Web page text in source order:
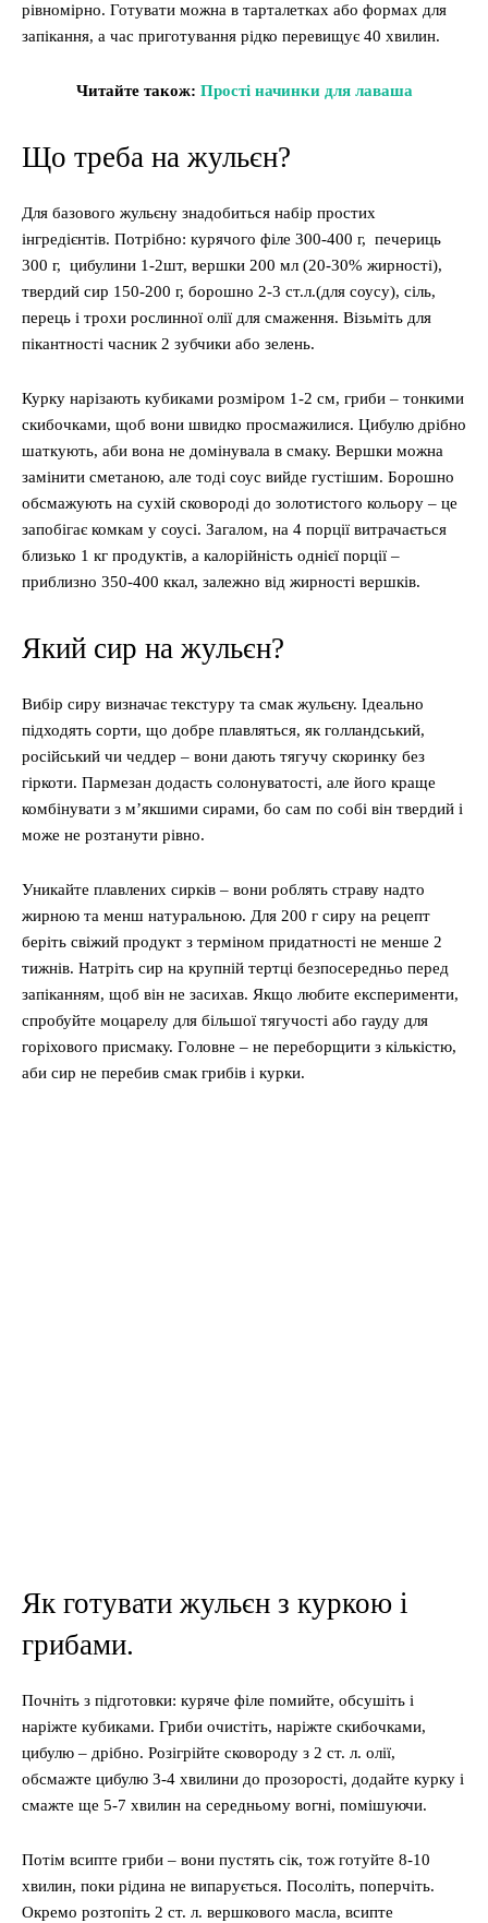
рівномірно. Готувати можна в тарталетках або формах для
запікання, а час приготування рідко перевищує 40 хвилин.
Читайте також: Прості начинки для лаваша
Що треба на жульєн?
Для базового жульєну знадобиться набір простих
інгредієнтів. Потрібно: курячого філе 300-400 г, печериць
300 г, цибулини 1-2шт, вершки 200 мл (20-30% жирності),
твердий сир 150-200 г, борошно 2-3 ст.л.(для соусу), сіль,
перець і трохи рослинної олії для смаження. Візьміть для
пікантності часник 2 зубчики або зелень.
Курку нарізають кубиками розміром 1-2 см, гриби – тонкими
скибочками, щоб вони швидко просмажилися. Цибулю дрібно
шаткують, аби вона не домінувала в смаку. Вершки можна
замінити сметаною, але тоді соус вийде густішим. Борошно
обсмажують на сухій сковороді до золотистого кольору – це
запобігає комкам у соусі. Загалом, на 4 порції витрачається
близько 1 кг продуктів, а калорійність однієї порції –
приблизно 350-400 ккал, залежно від жирності вершків.
Який сир на жульєн?
Вибір сиру визначає текстуру та смак жульєну. Ідеально
підходять сорти, що добре плавляться, як голландський,
російський чи чеддер – вони дають тягучу скоринку без
гіркоти. Пармезан додасть солонуватості, але його краще
комбінувати з м’якшими сирами, бо сам по собі він твердий і
може не розтанути рівно.
Уникайте плавлених сирків – вони роблять страву надто
жирною та менш натуральною. Для 200 г сиру на рецепт
беріть свіжий продукт з терміном придатності не менше 2
тижнів. Натріть сир на крупній тертці безпосередньо перед
запіканням, щоб він не засихав. Якщо любите експерименти,
спробуйте моцарелу для більшої тягучості або гауду для
горіхового присмаку. Головне – не переборщити з кількістю,
аби сир не перебив смак грибів і курки.
Як готувати жульєн з куркою і
грибами.
Почніть з підготовки: куряче філе помийте, обсушіть і
наріжте кубиками. Гриби очистіть, наріжте скибочками,
цибулю – дрібно. Розігрійте сковороду з 2 ст. л. олії,
обсмажте цибулю 3-4 хвилини до прозорості, додайте курку і
смажте ще 5-7 хвилин на середньому вогні, помішуючи.
Потім всипте гриби – вони пустять сік, тож готуйте 8-10
хвилин, поки рідина не випарується. Посоліть, поперчіть.
Окремо розтопіть 2 ст. л. вершкового масла, всипте